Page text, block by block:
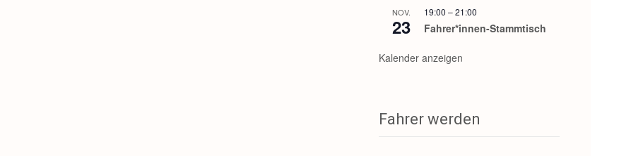
NOV.
23
19:00 –21:00
Fahrer*innen-Stammtisch
Kalender anzeigen
Fahrer werden